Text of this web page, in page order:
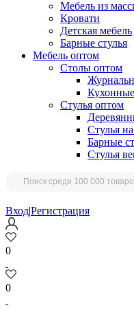
Мебель из
Кровати
Детская мебель
Барные стулья
Мебель оптом
Столы оптом
Стулья оптом
Стулья
Барные
Стулья
Вход|Регистрация
0
0